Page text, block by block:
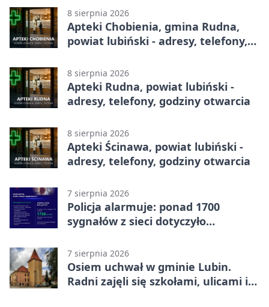
8 sierpnia 2026
Apteki Chobienia, gmina Rudna,
powiat lubiński - adresy, telefony,
8 sierpnia 2026
Apteki Rudna, powiat lubiński -
adresy, telefony, godziny otwarcia
8 sierpnia 2026
Apteki Ścinawa, powiat lubiński -
adresy, telefony, godziny otwarcia
7 sierpnia 2026
Policja alarmuje: ponad 1700
sygnałów z sieci dotyczyło
7 sierpnia 2026
Osiem uchwał w gminie Lubin.
Radni zajęli się szkołami, ulicami i